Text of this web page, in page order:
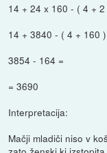
14 + 24 x 160 - ( 4 +
14 + 3840 - ( 4 + 160
3854 - 164 =
= 3690
Interpretacija:
Mačji mladiči niso v